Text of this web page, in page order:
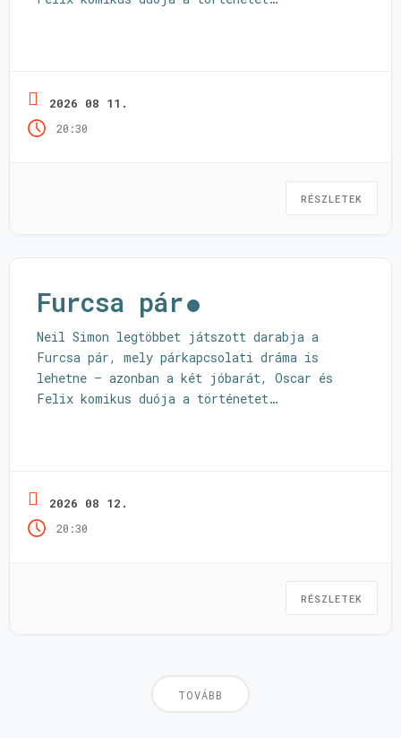
2026 08 11.
20:30
RÉSZLETEK
Furcsa pár
Neil Simon legtöbbet játszott darabja a
Furcsa pár, mely párkapcsolati dráma is
lehetne – azonban a két jóbarát, Oscar és
Felix komikus duója a történetet
2026 08 12.
20:30
RÉSZLETEK
TOVÁBB